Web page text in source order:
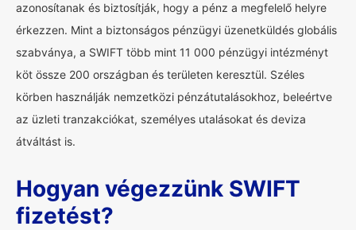
azonosítanak és biztosítják, hogy a pénz a megfelelő helyre
érkezzen. Mint a biztonságos pénzügyi üzenetküldés globális
szabványa, a SWIFT több mint 11 000 pénzügyi intézményt
köt össze 200 országban és területen keresztül. Széles
körben használják nemzetközi pénzátutalásokhoz, beleértve
az üzleti tranzakciókat, személyes utalásokat és deviza
átváltást is.
Hogyan végezzünk SWIFT
fizetést?